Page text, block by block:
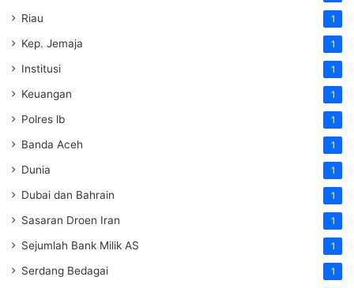
Riau 1
Kep. Jemaja 1
Institusi 1
Keuangan 1
Polres lb 1
Banda Aceh 1
Dunia 1
Dubai dan Bahrain 1
Sasaran Droen Iran 1
Sejumlah Bank Milik AS 1
Serdang Bedagai 1